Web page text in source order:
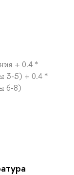
+ 0.4 *
3-5) + 0.4 *
6-8)